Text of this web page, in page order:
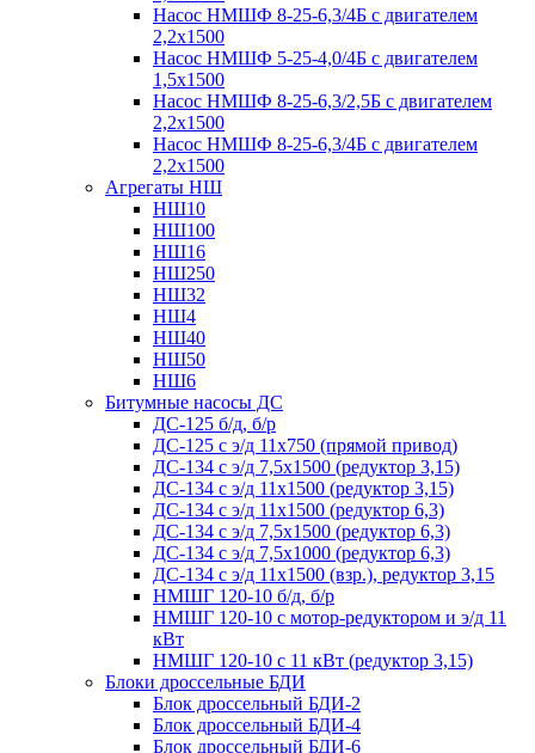
Насос НМШФ 8-25-6,3/4Б с двигателем
2,2х1500
Насос НМШФ 5-25-4,0/4Б с двигателем
1,5х1500
Насос НМШФ 8-25-6,3/2,5Б с двигателем
2,2х1500
Насос НМШФ 8-25-6,3/4Б с двигателем
2,2х1500
Агрегаты НШ
НШ10
НШ100
НШ16
НШ250
НШ32
НШ4
НШ40
НШ50
НШ6
Битумные насосы ДС
ДС-125 б/д, б/р
ДС-125 с э/д 11х750 (прямой привод)
ДС-134 с э/д 7,5х1500 (редуктор 3,15)
ДС-134 с э/д 11х1500 (редуктор 3,15)
ДС-134 с э/д 11х1500 (редуктор 6,3)
ДС-134 с э/д 7,5х1500 (редуктор 6,3)
ДС-134 с э/д 7,5х1000 (редуктор 6,3)
ДС-134 с э/д 11х1500 (взр.), редуктор 3,15
НМШГ 120-10 б/д, б/р
НМШГ 120-10 с мотор-редуктором и э/д 11
кВт
НМШГ 120-10 с 11 кВт (редуктор 3,15)
Блоки дроссельные БДИ
Блок дроссельный БДИ-2
Блок дроссельный БДИ-4
Блок дроссельный БДИ-6